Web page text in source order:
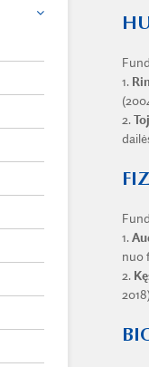
1.
2.
1.
nuo
2.